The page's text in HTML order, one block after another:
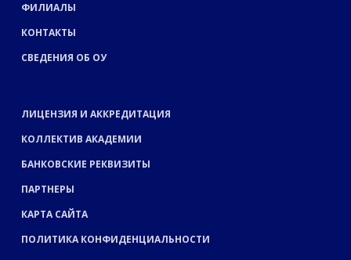
ФИЛИАЛЫ
КОНТАКТЫ
СВЕДЕНИЯ ОБ ОУ
ЛИЦЕНЗИЯ И АККРЕДИТАЦИЯ
КОЛЛЕКТИВ АКАДЕМИИ
БАНКОВСКИЕ РЕКВИЗИТЫ
ПАРТНЕРЫ
КАРТА САЙТА
ПОЛИТИКА КОНФИДЕНЦИАЛЬНОСТИ